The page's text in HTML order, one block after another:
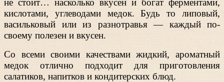
не стоит… насколько вкусен и богат ферментами,
кислотами, углеводами медок. Будь то липовый,
васильковый или из разнотравья — каждый по-
своему полезен и вкусен.
Со всеми своими качествами жидкий, ароматный
медок отлично подходит для приготовления
салатиков, напитков и кондитерских блюд.